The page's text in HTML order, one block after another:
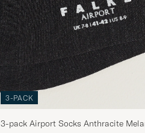
3-PACK
3-pack Airport Socks Anthracite